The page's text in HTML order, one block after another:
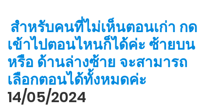
ตอนที่ 511-520
ตุลาคม 22, 2025
ตอนที่ 501-510
ตุลาคม 17, 2025
สำหรับคนที่ไม่เห็นตอนเก่า กด
เข้าไปตอนไหนก็ได้ค่ะ ซ้ายบน
หรือ ด้านล่างซ้าย จะสามารถ
เลือกตอนได้ทั้งหมดค่ะ
14/05/2024